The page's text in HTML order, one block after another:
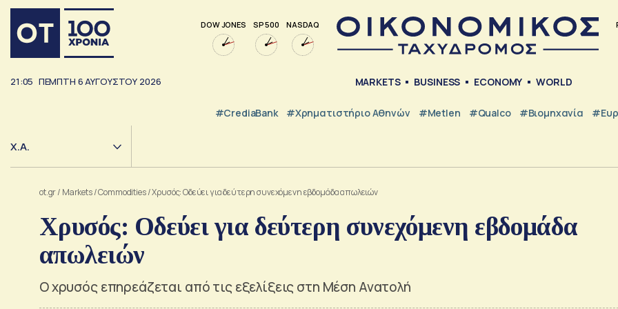
DOW JONES SP 500 NASDAQ
21:05 ΠΈΜΠΤΗ 6ΑΥΓΟΎΣΤΟΥ 2026 MARKETS BUSINESS ECONOMY WORLD
#CrediaBank #Χρηματιστήριο Αθηνών #metlen #Qualco #Βιομηχανία
Χ.Α.
ot.gr/ Markets/Commodities/Χρυσός: Οδεύει για δεύτερη συνεχόμενη εβδομάδα απωλειών
Χρυσός: Οδεύει για δεύτερη συνεχόμενη εβδομάδα
απωλειών
Ο χρυσός επηρεάζεται από τις εξελίξεις στη Μέση Ανατολή